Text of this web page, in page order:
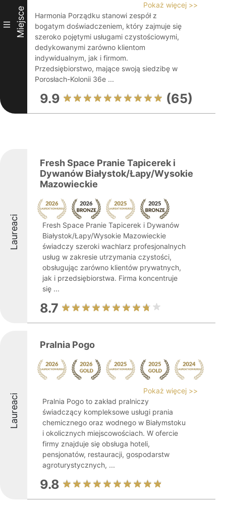
III Miejsce
Pokaż więcej >>
Harmonia Porządku stanowi zespół z
bogatym doświadczeniem, który zajmuje się
szeroko pojętymi usługami czystościowymi,
dedykowanymi zarówno klientom
indywidualnym, jak i firmom.
Przedsiębiorstwo, mające swoją siedzibę w
Porosłach-Kolonii 36e ...
9.9 (65)
Laureaci
Fresh Space Pranie Tapicerek i
Dywanów Białystok/Łapy/Wysokie
Mazowieckie
Fresh Space Pranie Tapicerek i Dywanów
Białystok/Łapy/Wysokie Mazowieckie
świadczy szeroki wachlarz profesjonalnych
usług w zakresie utrzymania czystości,
obsługując zarówno klientów prywatnych,
jak i przedsiębiorstwa. Firma koncentruje
się ...
8.7
Laureaci
Pralnia Pogo
Pokaż więcej >>
Pralnia Pogo to zakład pralniczy
świadczący kompleksowe usługi prania
chemicznego oraz wodnego w Białymstoku
i okolicznych miejscowościach. W ofercie
firmy znajduje się obsługa hoteli,
pensjonatów, restauracji, gospodarstw
agroturystycznych, ...
9.8